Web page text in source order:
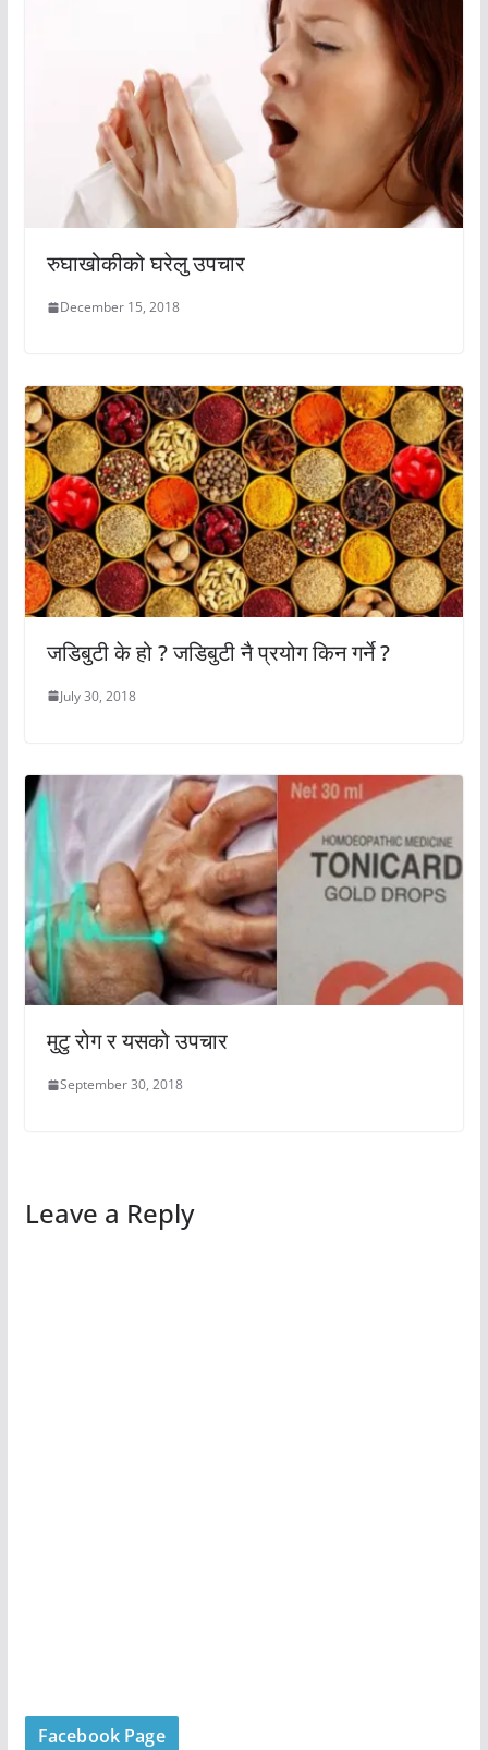
रुघाखोकीको घरेलु उपचार
December 15, 2018
जडिबुटी के हो ? जडिबुटी नै प्रयोग किन गर्ने ?
July 30, 2018
मुटु रोग र यसको उपचार
September 30, 2018
Leave a Reply
Facebook Page